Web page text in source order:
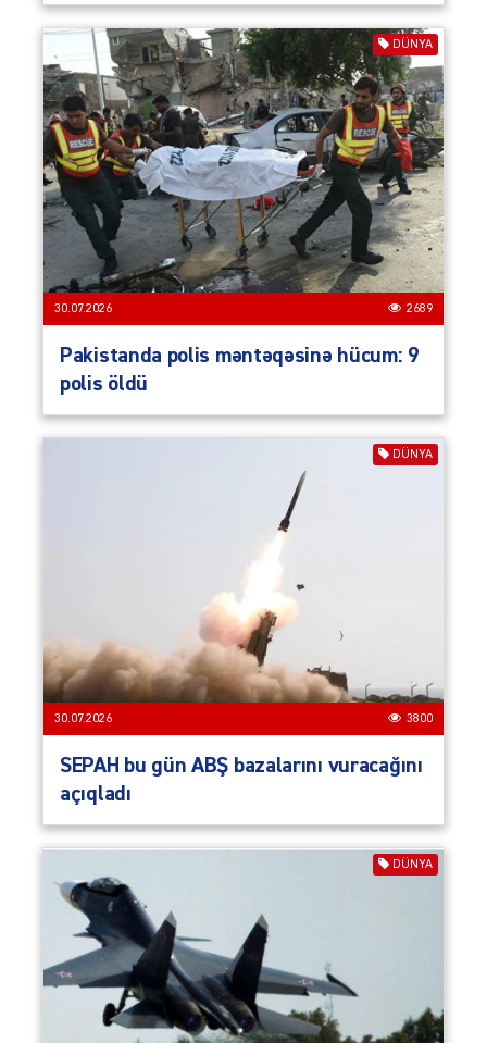
DÜNYA
30.07.2026 2689
Pakistanda polis məntəqəsinə hücum: 9
polis öldü
DÜNYA
30.07.2026 3800
SEPAH bu gün ABŞ bazalarını vuracağını
açıqladı
DÜNYA